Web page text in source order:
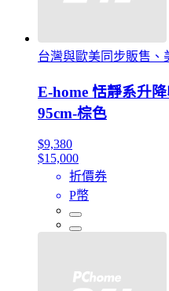
台灣與歐美同步販售、
E-home 恬靜系升
95cm-棕色
$9,380
$15,000
折價券
P幣